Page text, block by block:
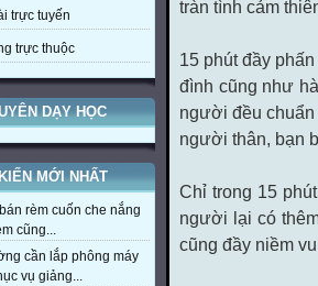
trực tuyến
trực thuộc
DẠY HỌC
MỚI NHẤT
rèm cuốn che nắng
cũng...
cần lắp phông máy
vụ giảng...
tràn tình cảm
15 phút đầy
đình cũng như
người đều
người thân, bạn
Chỉ trong 15
người lại có
cũng đầy niềm